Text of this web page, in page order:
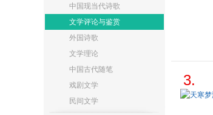
中国现当代诗歌
文学评论与鉴赏
外国诗歌
文学理论
中国古代随笔
戏剧文学
民间文学
3.